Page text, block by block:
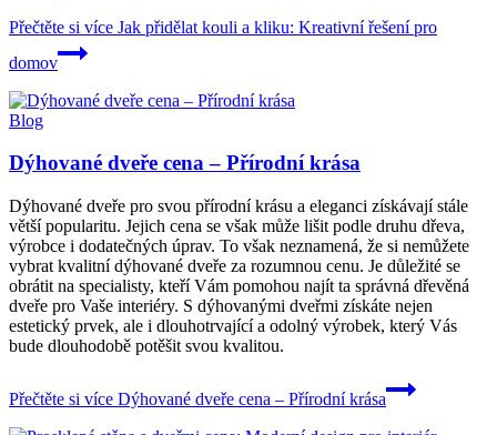
Přečtěte si více Jak přidělat kouli a kliku: Kreativní řešení pro
domov
Blog
Dýhované dveře cena – Přírodní krása
Dýhované dveře pro svou přírodní krásu a eleganci získávají stále
větší popularitu. Jejich cena se však může lišit podle druhu dřeva,
výrobce i dodatečných úprav. To však neznamená, že si nemůžete
vybrat kvalitní dýhované dveře za rozumnou cenu. Je důležité se
obrátit na specialisty, kteří Vám pomohou najít ta správná dřevěná
dveře pro Vaše interiéry. S dýhovanými dveřmi získáte nejen
estetický prvek, ale i dlouhotrvající a odolný výrobek, který Vás
bude dlouhodobě potěšit svou kvalitou.
Přečtěte si více Dýhované dveře cena – Přírodní krása